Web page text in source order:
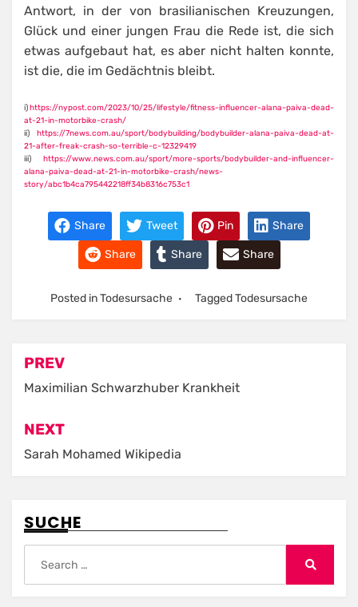
Antwort, in der von brasilianischen Kreuzungen,
Glück und einer jungen Frau die Rede ist, die sich
etwas aufgebaut hat, es aber nicht halten konnte,
ist die, die im Gedächtnis bleibt.
i)https://nypost.com/2023/10/25/lifestyle/fitness-influencer-alana-paiva-dead-
at-21-in-motorbike-crash/
ii) https://7news.com.au/sport/bodybuilding/bodybuilder-alana-paiva-dead-at-
21-after-freak-crash-so-terrible-c-12329419
iii) https://www.news.com.au/sport/more-sports/bodybuilder-and-influencer-
alana-paiva-dead-at-21-in-motorbike-crash/news-
story/abc1b4ca795442218ff34b8316c753c1
Share Tweet Pin Share
Share Share Share
Posted inTodesursache TaggedTodesursache
Post
navigation
PREV
Maximilian Schwarzhuber Krankheit
NEXT
Sarah Mohamed Wikipedia
SUCHE